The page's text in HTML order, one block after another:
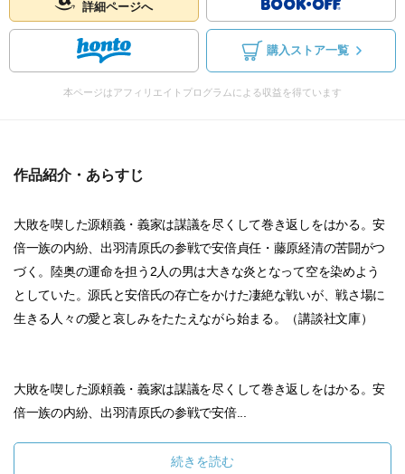
詳細ページへ
購入ストア一覧
本ページはアフィリエイトプログラムによる収益を得ています
作品紹介・あらすじ
大敗を喫した源頼義・義家は謀議を尽くして巻き返しをはかる。安
倍一族の内紛、出羽清原氏の参戦で安倍貞任・藤原経清の苦闘がつ
づく。陸奥の運命を担う2人の男は大きな炎となって空を染めよう
としていた。源氏と安倍氏の存亡をかけた凄絶な戦いが、戦さ場に
生きる人々の愛と哀しみをたたえながら始まる。（講談社文庫）
大敗を喫した源頼義・義家は謀議を尽くして巻き返しをはかる。安
倍一族の内紛、出羽清原氏の参戦で安倍...
続きを読む